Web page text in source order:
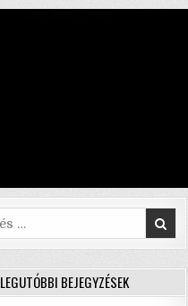
LEGUTÓBBI BEJEGYZÉSEK